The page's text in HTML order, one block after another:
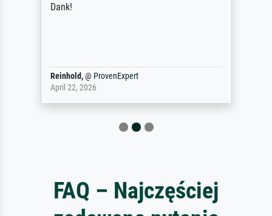
Dank!
Reinhold,@ ProvenExpert
April 22, 2026
FAQ – Najczęściej